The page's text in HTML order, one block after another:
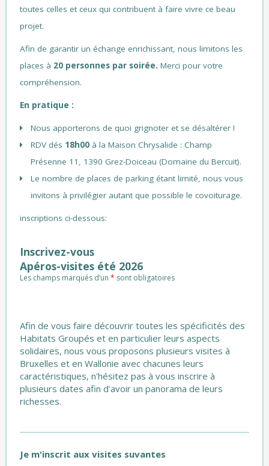
toutes celles et ceux qui contribuent à faire vivre ce beau
projet.
Afin de garantir un échange enrichissant, nous limitons les
places à 20 personnes par soirée. Merci pour votre
compréhension.
En pratique :
Nous apporterons de quoi grignoter et se désaltérer !
RDV dés 18h00 à la Maison Chrysalide : Champ
Présenne 11, 1390 Grez-Doiceau (Domaine du Bercuit).
Le nombre de places de parking étant limité, nous vous
invitons à privilégier autant que possible le covoiturage.
inscriptions ci-dessous:
Inscrivez-vous
Apéros-visites été 2026
Les champs marqués d’un* sont obligatoires
Afin de vous faire découvrir toutes les spécificités des
Habitats Groupés et en particulier leurs aspects
solidaires, nous vous proposons plusieurs visites à
Bruxelles et en Wallonie avec chacunes leurs
caractéristiques, n'hésitez pas à vous inscrire à
plusieurs dates afin d'avoir un panorama de leurs
richesses.
Je m'inscrit aux visites suvantes